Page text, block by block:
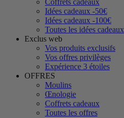
Coffrets cadeaux
Idées cadeaux -50€
Idées cadeaux -100€
Toutes les idées cadeaux
Exclus web
Vos produits exclusifs
Vos offres privilèges
Expérience 3 étoiles
OFFRES
Moulins
Œnologie
Coffrets cadeaux
Toutes les offres